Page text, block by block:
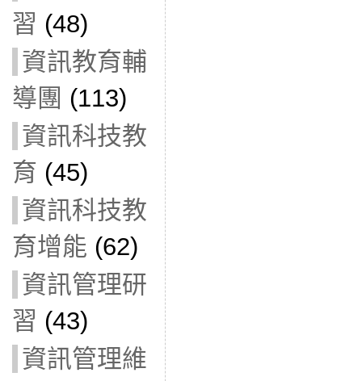
習 (48)
資訊教育輔
導團 (113)
資訊科技教
育 (45)
資訊科技教
育增能 (62)
資訊管理研
習 (43)
資訊管理維